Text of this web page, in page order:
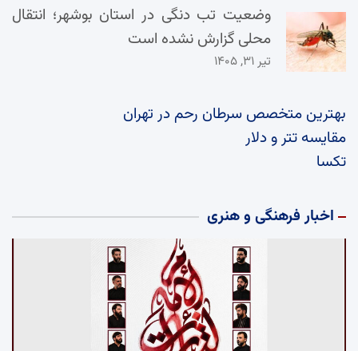
وضعیت تب دنگی در استان بوشهر؛ انتقال
محلی گزارش نشده است
تیر ۳۱, ۱۴۰۵
بهترین متخصص سرطان رحم در تهران
مقایسه تتر و دلار
تکسا
اخبار فرهنگی و هنری